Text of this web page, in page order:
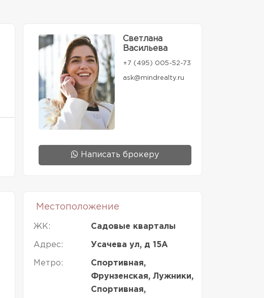
Светлана
Васильева
+7 (495) 005-52-73
ask@mindrealty.ru
Написать брокеру
Местоположение
ЖК: Садовые кварталы
Адрес: Усачева ул, д 15А
Метро:
Спортивная,
Фрунзенская, Лужники,
Спортивная,